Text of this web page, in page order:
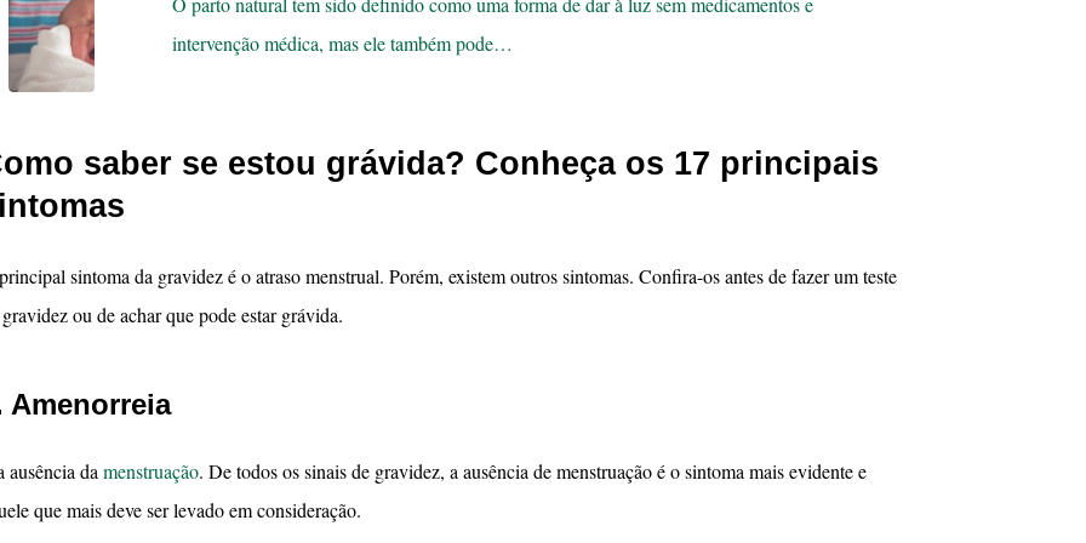
intervenção médica, mas ele também pode…
saber se estou grávida? Conheça os 17 principais
sintoma da gravidez é o atraso menstrual. Porém, existem outros sintomas. Confira-os antes de fazer um teste
ou de achar que pode estar grávida.
Amenorreia
ausência da menstruação. De todos os sinais de gravidez, a ausência de menstruação é osintoma mais evidente e
que mais deve ser levado em consideração.